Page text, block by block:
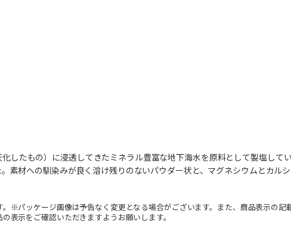
したもの）に浸透してきたミネラル豊富な地下海水を原料として製塩して
素材への馴染みが良く溶け残りのないパウダー状と、マグネシウムとカル
※パッケージ画像は予告なく変更となる場合がございます。また、商品表示の記
表示をご確認いただきますようお願いします。